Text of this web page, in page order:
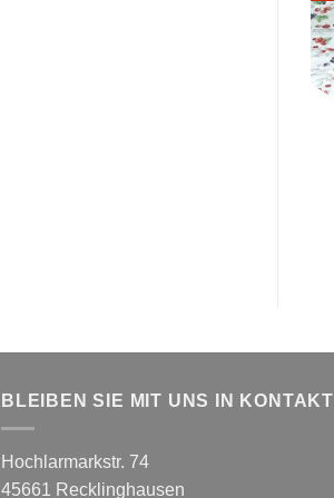
BLEIBEN SIE MIT UNS IN KONTAKT
Hochlarmarkstr. 74
45661 Recklinghausen